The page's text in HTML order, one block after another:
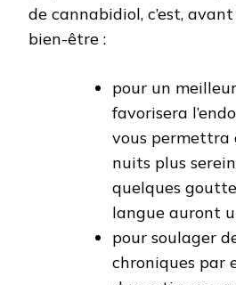
de cannabidiol, c’est,
bien-être :
pour un
favorisera
vous permettra
nuits plus
quelques
langue auront
pour soulager
chroniques par